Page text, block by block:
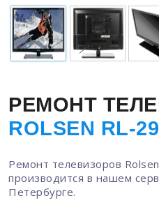
РЕМОНТ
ROLSEN RL-
Ремонт телевизоров
производится в нашем
Петербурге.